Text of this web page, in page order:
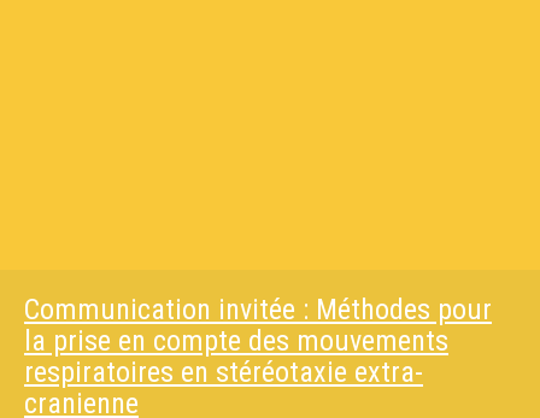
Communication invitée : Méthodes pour
la prise en compte des mouvements
respiratoires en stéréotaxie extra-
cranienne